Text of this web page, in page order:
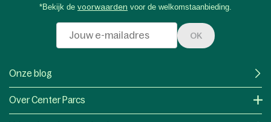
*Bekijk de voorwaarden voor de welkomstaanbieding.
OK
Onze blog
Over Center Parcs